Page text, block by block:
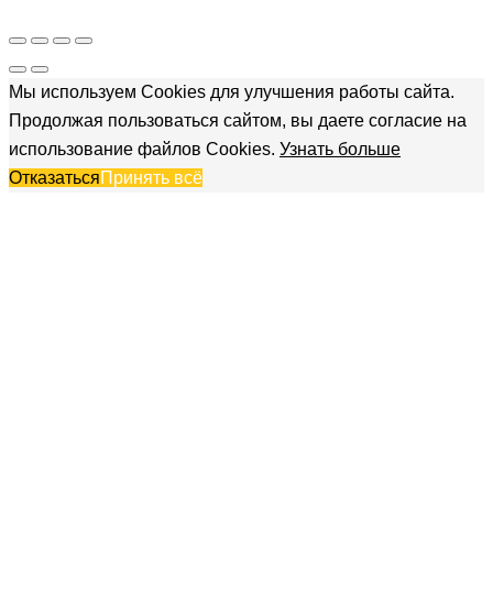
Мы используем Cookies для улучшения работы сайта.
Продолжая пользоваться сайтом, вы даете согласие на
использование файлов Cookies. Узнать больше
ОтказатьсяПринять всё